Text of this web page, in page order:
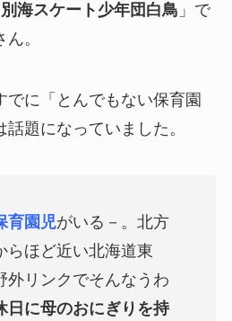
別海スケート少年団白鳥 」で
。
でに「とんでもない保育園
題になっていました。
育園児がいる－。北方
らほど近い北海道東
外リンクでそんなうわ
日に母のおにぎりを持